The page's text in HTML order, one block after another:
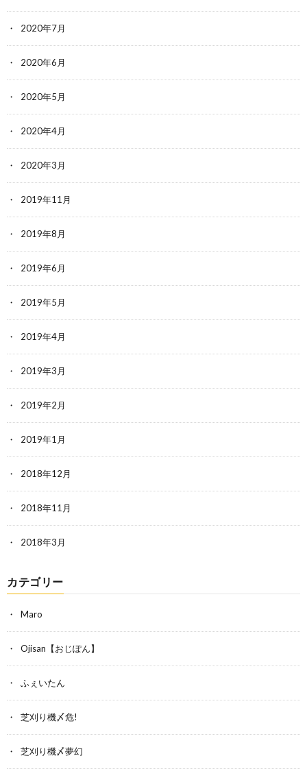
2020年7月
2020年6月
2020年5月
2020年4月
2020年3月
2019年11月
2019年8月
2019年6月
2019年5月
2019年4月
2019年3月
2019年2月
2019年1月
2018年12月
2018年11月
2018年3月
カテゴリー
Maro
Ojisan【おじぽん】
ふぇいたん
芝刈り機〆危!
芝刈り機〆夢幻